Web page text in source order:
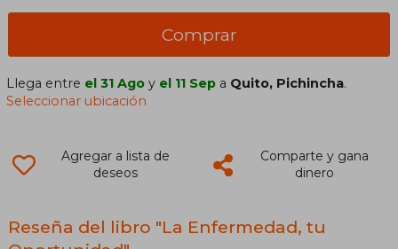
Comprar
Llega entre el 31 Ago y el 11 Sep a Quito, Pichincha.
Seleccionar ubicación
Agregar a lista de
deseos
Comparte y gana
dinero
Reseña del libro "La Enfermedad, tu